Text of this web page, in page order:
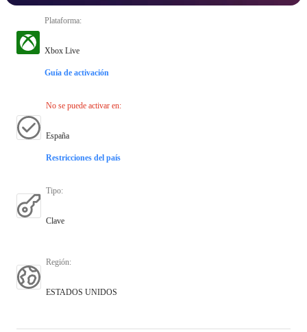
Plataforma:
Xbox Live
Guía de activación
No se puede activar en:
España
Restricciones del país
Tipo:
Clave
Región:
ESTADOS UNIDOS